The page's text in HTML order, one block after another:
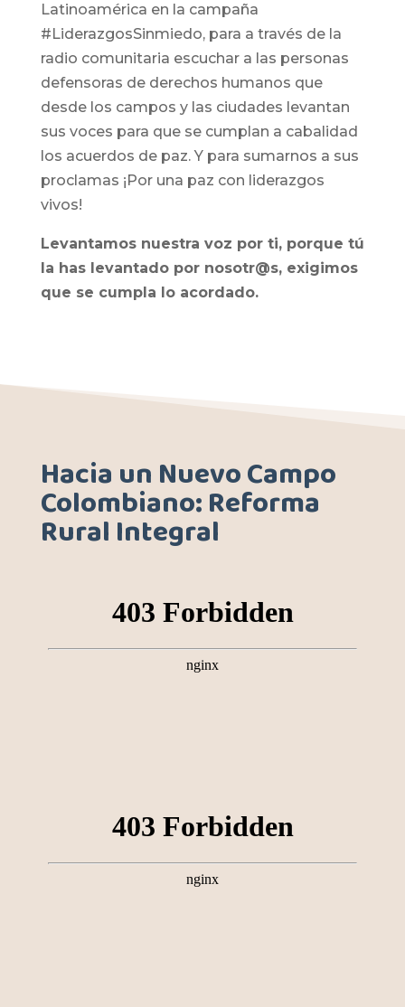
Latinoamérica en la campaña
#LiderazgosSinmiedo, para a través de la
radio comunitaria escuchar a las personas
defensoras de derechos humanos que
desde los campos y las ciudades levantan
sus voces para que se cumplan a cabalidad
los acuerdos de paz. Y para sumarnos a sus
proclamas ¡Por una paz con liderazgos
vivos!
Levantamos nuestra voz por ti, porque tú
la has levantado por nosotr@s, exigimos
que se cumpla lo acordado.
Hacia un Nuevo Campo
Colombiano: Reforma
Rural Integral